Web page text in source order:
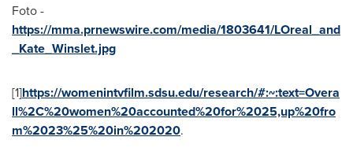
Foto -
https://mma.prnewswire.com/media/1803641/LOreal_and
_Kate_Winslet.jpg
[1]https://womenintvfilm.sdsu.edu/research/#:~:text=Overa
ll%2C%20women%20accounted%20for%2025,up%20fro
m%2023%25%20in%202020.